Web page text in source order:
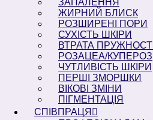
ЗАПАЛЕННЯ
ЖИРНИЙ БЛИСК
РОЗШИРЕНІ ПОРИ
СУХІСТЬ ШКІРИ
ВТРАТА ПРУЖНОСТІ
РОЗАЦЕА/КУПЕРОЗ
ЧУТЛИВІСТЬ ШКІРИ
ПЕРШІ ЗМОРШКИ
ВІКОВІ ЗМІНИ
ПІГМЕНТАЦІЯ
СПІВПРАЦЯ